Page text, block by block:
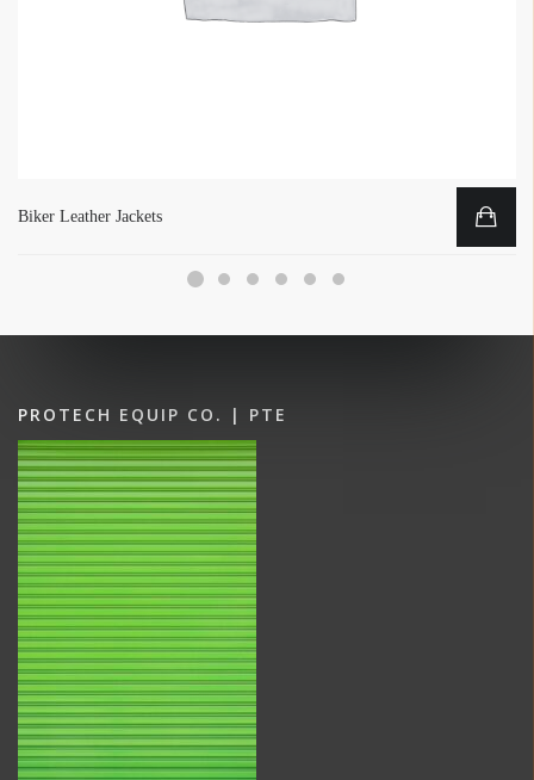
Biker Leather Jackets
PROTECH EQUIP CO. | PTE